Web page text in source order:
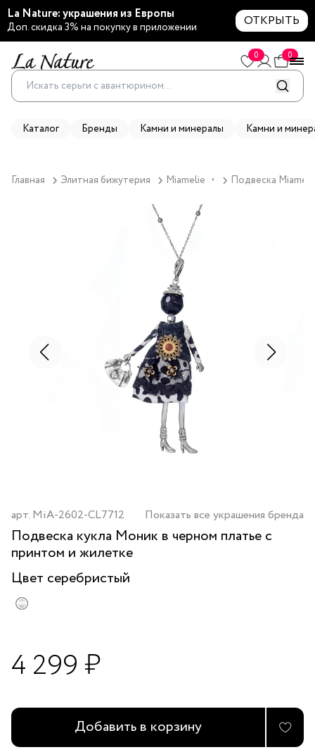
La Nature: украшения из Европы
Доп. скидка 3% на покупку в приложении ОТКРЫТЬ
0 0
Каталог Бренды Камни и минералы Камни и
Главная Элитная бижутерия Miamelie ▼ Подвеска
арт. MiA-2602-CL7712 Показать все украшения бренда
Подвеска кукла Моник в черном платье с
принтом и жилетке
Цвет серебристый
4 299 ₽
Добавить в корзину